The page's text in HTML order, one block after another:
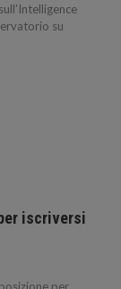
su
iscriversi